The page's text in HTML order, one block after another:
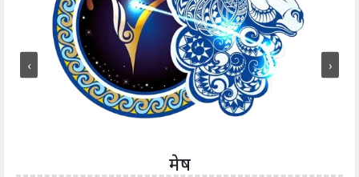
मेष
‹ ›